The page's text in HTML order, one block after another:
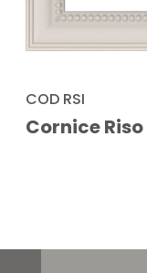
COD RSI
Cornice Riso